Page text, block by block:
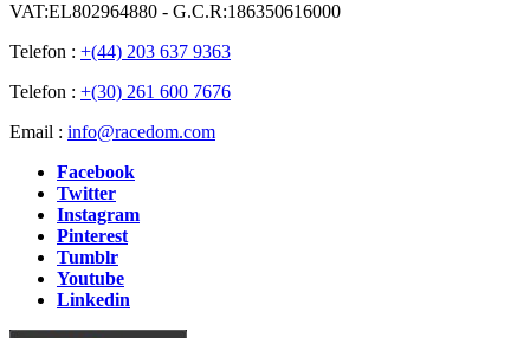
VAT:EL802964880 - G.C.R:186350616000
Telefon : +(44) 203 637 9363
Telefon : +(30) 261 600 7676
Email : info@racedom.com
Facebook
Twitter
Instagram
Pinterest
Tumblr
Youtube
Linkedin